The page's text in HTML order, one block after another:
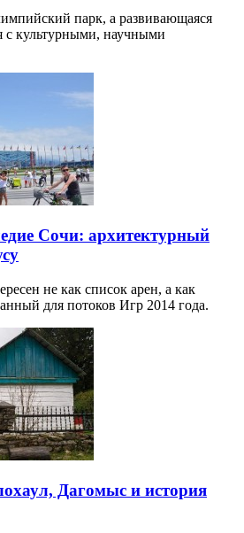
парк, а развивающаяся
с культурными, научными
Сочи: архитектурный
не как список арен, а как
для потоков Игр 2014 года.
Дагомыс и история